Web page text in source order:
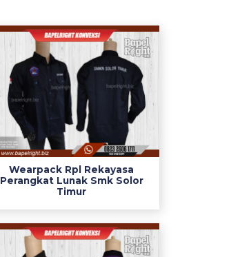
Wearpack Rpl Rekayasa
Perangkat Lunak Smk Solor
Timur